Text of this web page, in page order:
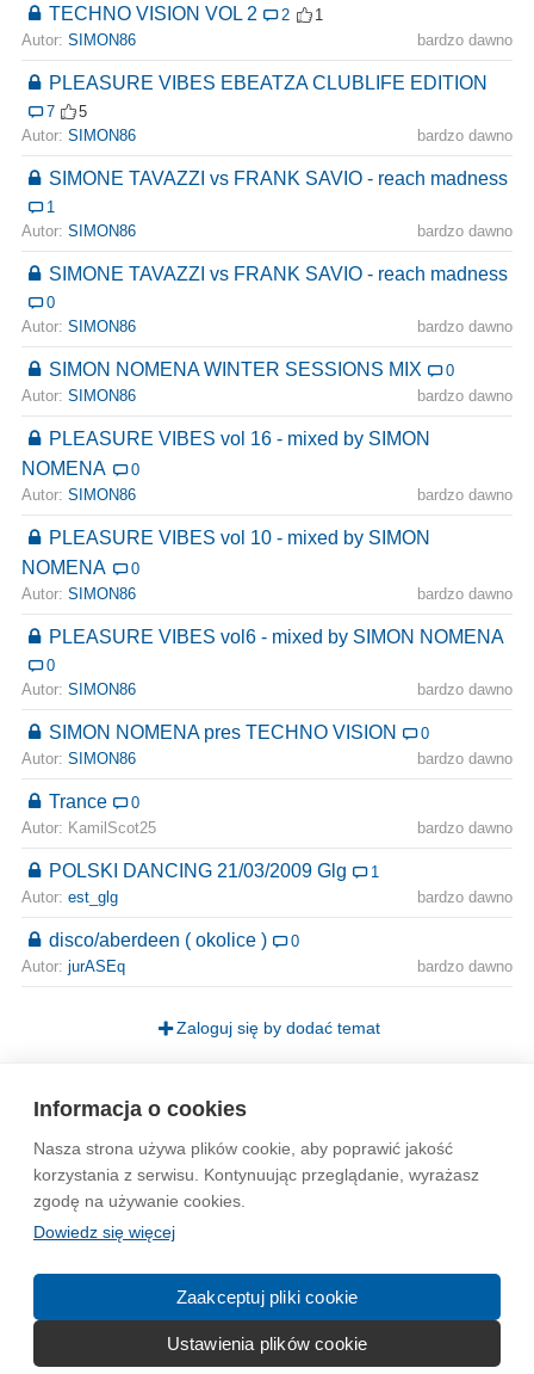
Informacja o cookies
Nasza strona używa plików cookie, aby poprawić jakość
korzystania z serwisu. Kontynuując przeglądanie, wyrażasz
zgodę na używanie cookies.
Dowiedz się więcej
Zaakceptuj pliki cookie
Ustawienia plików cookie
TECHNO VISION VOL 2 2
1
Autor: SIMON86 bardzo dawno
PLEASURE VIBES EBEATZA CLUBLIFE EDITION
7
5
Autor: SIMON86 bardzo dawno
SIMONE TAVAZZI vs FRANK SAVIO - reach madness
1
Autor: SIMON86 bardzo dawno
SIMONE TAVAZZI vs FRANK SAVIO - reach madness
0
Autor: SIMON86 bardzo dawno
SIMON NOMENA WINTER SESSIONS MIX
0
Autor: SIMON86 bardzo dawno
PLEASURE VIBES vol 16 - mixed by SIMON
NOMENA
0
Autor: SIMON86 bardzo dawno
PLEASURE VIBES vol 10 - mixed by SIMON
NOMENA
0
Autor: SIMON86 bardzo dawno
PLEASURE VIBES vol6 - mixed by SIMON NOMENA
0
Autor: SIMON86 bardzo dawno
SIMON NOMENA pres TECHNO VISION
0
Autor: SIMON86 bardzo dawno
Trance
0
Autor: KamilScot25
bardzo dawno
POLSKI DANCING 21/03/2009 Glg
1
Autor: est_glg bardzo dawno
disco/aberdeen ( okolice )
0
Autor: jurASEq bardzo dawno
Zaloguj się by dodać temat
Wytyczne dla społeczności Regulamin Prywatność
Reklama Kontakt